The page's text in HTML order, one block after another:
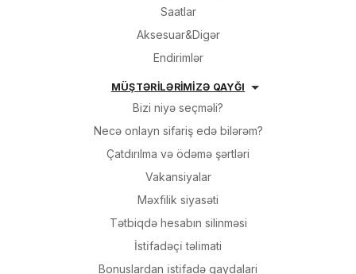
Saatlar
Aksesuar&Digər
Endirimlər
MÜŞTƏRİLƏRİMİZƏ QAYĞI
Bizi niyə seçməli?
Necə onlayn sifariş edə bilərəm?
Çatdırılma və ödəmə şərtləri
Vakansiyalar
Məxfilik siyasəti
Tətbiqdə hesabın silinməsi
İsti̇fadəçi̇ təli̇mati
Bonuslardan i̇sti̇fadə qaydalari